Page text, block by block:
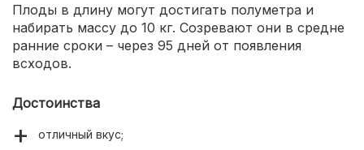
Плоды в длину могут достигать полуметра и
набирать массу до 10 кг. Созревают они в средне
ранние сроки – через 95 дней от появления
всходов.
Достоинства
отличный вкус;